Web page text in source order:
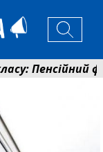
Пенсійний
на